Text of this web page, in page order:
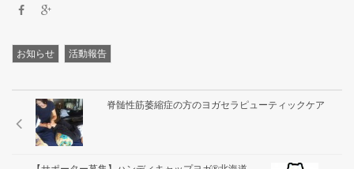
お知らせ 活動報告
脊髄性筋萎縮症の方のヨガセラピューティックケア